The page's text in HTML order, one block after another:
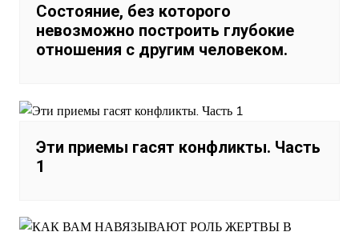
Состояние, без которого
невозможно построить глубокие
отношения с другим человеком.
Эти приемы гасят конфликты. Часть
1